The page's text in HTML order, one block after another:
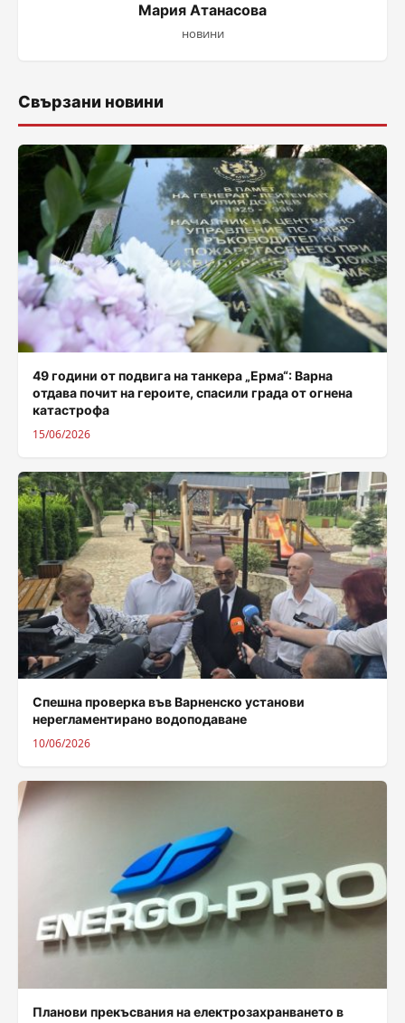
Мария Атанасова
новини
Свързани новини
49 години от подвига на танкера „Ерма“: Варна
отдава почит на героите, спасили града от огнена
катастрофа
15/06/2026
Спешна проверка във Варненско установи
нерегламентирано водоподаване
10/06/2026
Планови прекъсвания на електрозахранването в